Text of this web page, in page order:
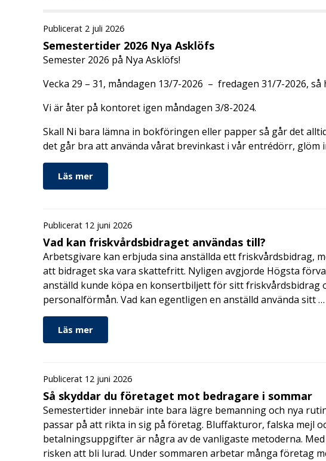
Publicerat 2 juli 2026
Semestertider 2026 Nya Asklöfs
Semester 2026 på Nya Asklöfs!
Vecka 29 – 31, måndagen 13/7-2026 – fredagen 31/7-2026,
Vi är åter på kontoret igen måndagen 3/8-2024.
Skall Ni bara lämna in bokföringen eller papper så går det
det går bra att använda vårat brevinkast i vår entrédörr, glöm
Läs mer
Publicerat 12 juni 2026
Vad kan friskvårdsbidraget användas till?
Arbetsgivare kan erbjuda sina anställda ett friskvårdsbidrag,
att bidraget ska vara skattefritt. Nyligen avgjorde Högsta
anställd kunde köpa en konsertbiljett för sitt friskvårdsbidrag
personalförmån. Vad kan egentligen en anställd använda sitt …
Läs mer
Publicerat 12 juni 2026
Så skyddar du företaget mot bedragare i sommar
Semestertider innebär inte bara lägre bemanning och nya
passar på att rikta in sig på företag. Bluffakturor, falska mejl
betalningsuppgifter är några av de vanligaste metoderna.
risken att bli lurad. Under sommaren arbetar många företag